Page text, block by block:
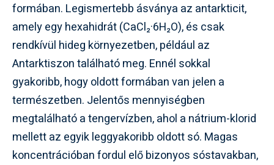
formában. Legismertebb ásványa az antarkticit,
amely egy hexahidrát (CaCl₂·6H₂O), és csak
rendkívül hideg környezetben, például az
Antarktiszon található meg. Ennél sokkal
gyakoribb, hogy oldott formában van jelen a
természetben. Jelentős mennyiségben
megtalálható a tengervízben, ahol a nátrium-klorid
mellett az egyik leggyakoribb oldott só. Magas
koncentrációban fordul elő bizonyos sóstavakban,